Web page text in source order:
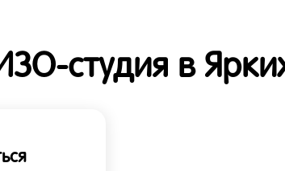
студия в